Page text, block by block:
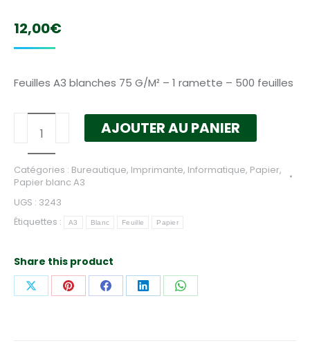
12,00€
Feuilles A3 blanches 75 G/M² – 1 ramette – 500 feuilles
Feuilles
A3
blanches
75
ramette
AJOUTER AU PANIER
Catégories : Bureautique, Imprimante, Informatique, Papier,
Papier blanc A3
UGS : 3243
Étiquettes :
A3 Blanc Feuille Papier
Share this product
PartagerPartagerPartagerPartagerPartager